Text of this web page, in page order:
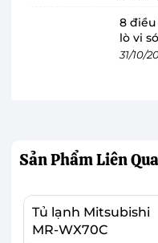
8
lò vi
31/10/
Sản PhẩmLiên
Tủ lạnh Mitsubishi
MR-WX70C